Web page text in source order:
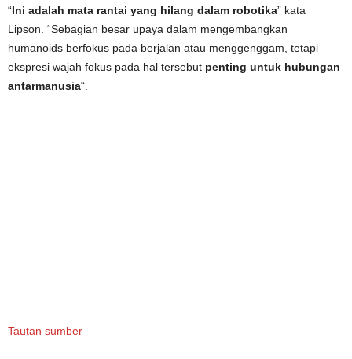
“Ini adalah mata rantai yang hilang dalam robotika” kata
Lipson. “Sebagian besar upaya dalam mengembangkan
humanoids berfokus pada berjalan atau menggenggam, tetapi
ekspresi wajah fokus pada hal tersebut penting untuk hubungan
antarmanusia“.
Tautan sumber